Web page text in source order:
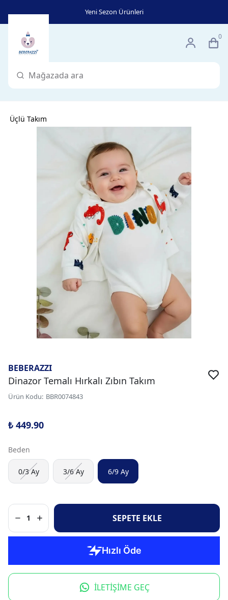
Yeni Sezon Ürünleri
0
Üçlü Takım
BEBERAZZI
Dinazor Temalı Hırkalı Zıbın Takım
Ürün Kodu: BBR0074843
₺ 449.90
Beden
0/3 Ay 3/6 Ay 6/9 Ay
1 SEPETE EKLE
İLETİŞİME GEÇ